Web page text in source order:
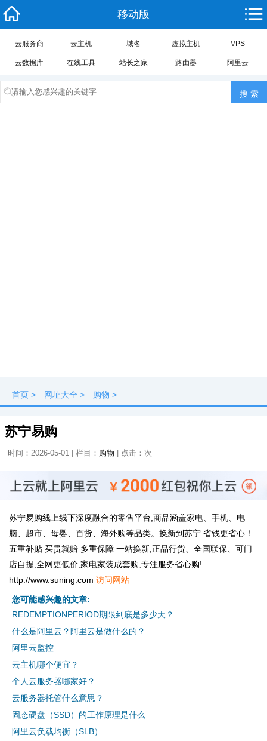
移动版
云服务商 云主机 域名 虚拟主机 VPS
云数据库 在线工具 站长之家 路由器 阿里云
首页 > 网址大全 > 购物 >
苏宁易购
时间：2026-05-01 | 栏目： 购物 | 点击： 次
苏宁易购线上线下深度融合的零售平台,商品涵盖家电、手机、电
脑、超市、母婴、百货、海外购等品类。换新到苏宁 省钱更省心！
五重补贴 买贵就赔 多重保障 一站换新,正品行货、全国联保、可门
店自提,全网更低价,家电家装成套购,专注服务省心购!
http://www.suning.com 访问网站
您可能感兴趣的文章:
REDEMPTIONPERIOD期限到底是多少天？
什么是阿里云？阿里云是做什么的？
阿里云监控
云主机哪个便宜？
个人云服务器哪家好？
云服务器托管什么意思？
固态硬盘（SSD）的工作原理是什么
阿里云负载均衡（SLB）